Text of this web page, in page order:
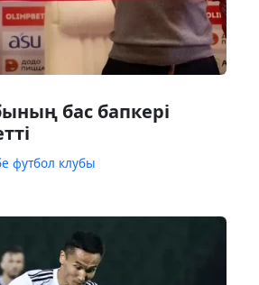
бас бапкері
футбол клубы